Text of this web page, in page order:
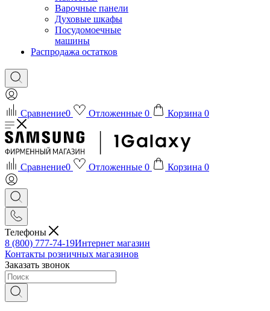
Варочные панели
Духовые шкафы
Посудомоечные
машины
Распродажа остатков
Сравнение0 Отложенные 0 Корзина 0
Сравнение0 Отложенные 0 Корзина 0
Телефоны
8 (800) 777-74-19Интернет магазин
Контакты розничных магазинов
Заказать звонок